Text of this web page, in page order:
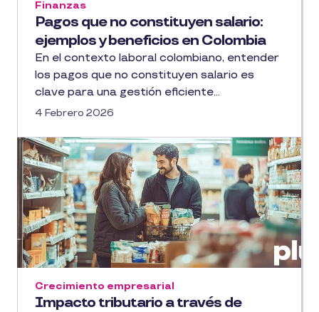
Pagos que no constituyen salario:
ejemplos y beneficios en Colombia
Finanzas
En el contexto laboral colombiano, entender
los pagos que no constituyen salario es
clave para una gestión eficiente...
4 Febrero 2026
Impacto tributario a través de
Crecimiento empresarial